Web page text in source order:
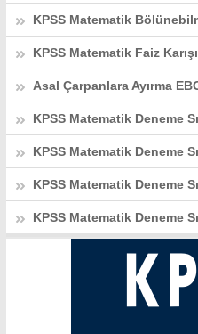
KPSS Matematik
KPSS Matematik Faiz
Asal Çarpanlara Ayırma
KPSS Matematik Deneme
KPSS Matematik Deneme
KPSS Matematik Deneme
KPSS Matematik Deneme